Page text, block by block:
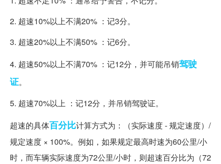
2. 超速10%以上不满20% ：记3分。
3. 超速20%以上不满50% ：记6分。
4. 超速50%以上不满70% ：记12分，并可能吊销驾驶
证。
5. 超速70%以上 ：记12分，并吊销驾驶证。
超速的具体百分比计算方式为：（实际速度 - 规定速度）/
规定速度 × 100%。例如，如果规定最高时速为60公里/小
时，而车辆实际速度为72公里/小时，则超速百分比为（72